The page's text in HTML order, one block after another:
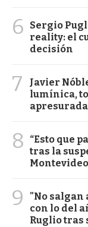
6
Sergio
reality: el
decisión
7
Javier
lumínica,
8
“Esto que
tras la
9
"No salgan
con lo del
Ruglio tras